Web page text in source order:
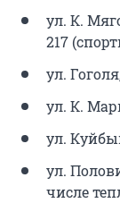
ул. К.
217
ул.
ул. К.
ул.
ул.
числе